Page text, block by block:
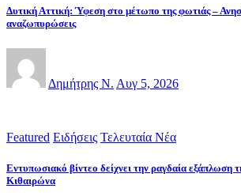
Δυτική Αττική: Ύφεση στο μέτωπο της φωτιάς –
αναζωπυρώσεις
Δημήτρης Ν. Αυγ 5, 2026
Featured Ειδήσεις Τελευταία Νέα
Εντυπωσιακό βίντεο δείχνει την ραγδαία εξάπλωση
Κιθαιρώνα